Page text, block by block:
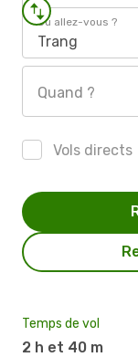
Où allez-vous ?
Trang
Quand ?
Vols directs
Temps de vol
2 h et 40 m